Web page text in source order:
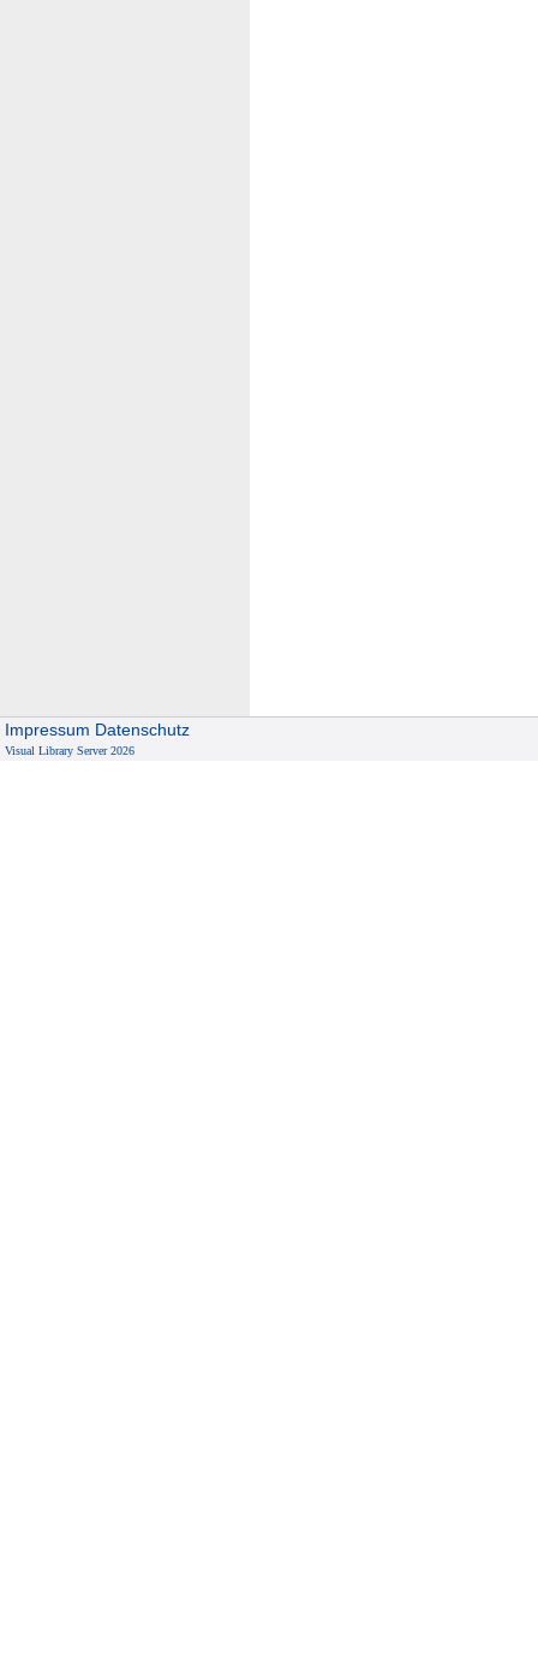
Impressum Datenschutz
Visual Library Server 2026